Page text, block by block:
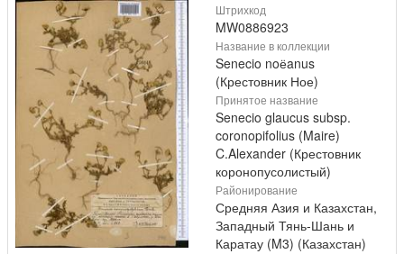
Штрихкод
MW0886923
Название в коллекции
Senecio noёanus
(Крестовник Ное)
Принятое название
Senecio glaucus subsp.
coronopifolius (Maire)
C.Alexander (Крестовник
коронопусолистый)
Районирование
Средняя Азия и Казахстан,
Западный Тянь-Шань и
Каратау (M3) (Казахстан)